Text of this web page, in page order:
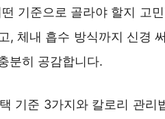
기준으로 골라야 할지 고
, 체내 흡수 방식까지 신경
분히 공감합니다.
기준 3가지와 칼로리 관리